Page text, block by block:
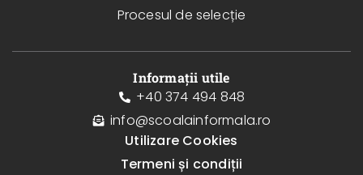
Procesul de selecție
Informații utile
+40 374 494 848
info@scoalainformala.ro
Utilizare Cookies
Termeni și condiții